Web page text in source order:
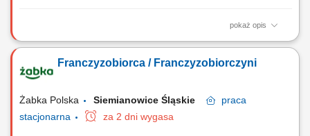
pokaż opis
Główne zadania: Prowadzenie własnej działalności gospodarczej w
obsługi. Monitorowanie stanów magazynowych i zamówień.
Dostosowywanie asortymentu sklepu do potrzeb lokalnego rynku.
Franczyzobiorca / Franczyzobiorczyni
Żabka Polska Siemianowice Śląskie
praca
stacjonarna
za 2 dni wygasa